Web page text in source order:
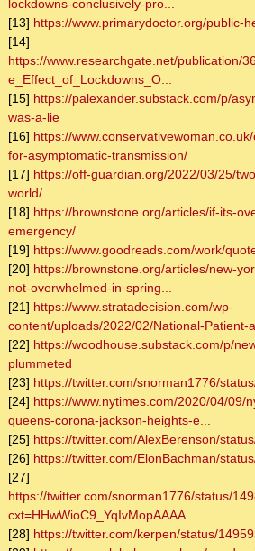
lockdowns-conclusively-pro...
[13] https://www.primarydoctor.org/public-
[14]
https://www.researchgate.net/publication/
e_Effect_of_Lockdowns_O...
[15] https://palexander.substack.com/p/
was-a-lie
[16] https://
for-asymptomatic-transmission/
[17] https://off-guardian.org/2022/03/25/
world/
[18] https://brownstone.org/articles/if-its-
emergency/
[19] https://www.goodreads.com/work/
[20] https://brownstone.org/articles/new-
not-overwhelmed-in-spring...
[21] https://www.stratadecision.com/wp-
content/uploads/2022/02/National-Patient-
[22] https://woodhouse.substack.com/p/
plummeted
[23] https://twitter.com/snorman1776/
[24] https://www.nytimes.com/2020/04/09/
queens-corona-jackson-heights-e...
[25] https://twitter.com/AlexBerenson/
[26] https://twitter.com/ElonBachman/
[27]
https://twitter.com/snorman1776/status/
cxt=HHwWioC9_YqIvMopAAAA
[28] https://twitter.com/kerpen/status/